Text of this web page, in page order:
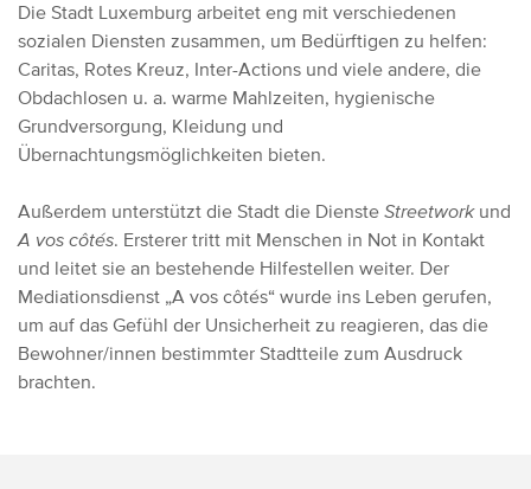
Die Stadt Luxemburg arbeitet eng mit verschiedenen
sozialen Diensten zusammen, um Bedürftigen zu helfen:
Caritas, Rotes Kreuz, Inter-Actions und viele andere, die
Obdachlosen u. a. warme Mahlzeiten, hygienische
Grundversorgung, Kleidung und
Übernachtungsmöglichkeiten bieten.
Außerdem unterstützt die Stadt die Dienste Streetworkund
A vos côtés. Ersterer tritt mit Menschen in Not in Kontakt
und leitet sie an bestehende Hilfestellen weiter. Der
Mediationsdienst „A vos côtés“ wurde ins Leben gerufen,
um auf das Gefühl der Unsicherheit zu reagieren, das die
Bewohner/innen bestimmter Stadtteile zum Ausdruck
brachten.